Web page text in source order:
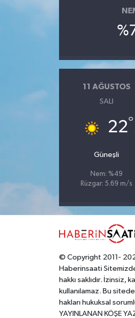
11 AĞUSTOS
SALI
22°
Güneşli
Nem: %49
Rüzgar: 5.69 m/s
© Copyright 2011-
Haberinsaati
hakkı saklıdır. İzinsiz,
kullanılamaz. Bu
hakları hukuksal
YAYINLANAN KÖŞE
Siyaset